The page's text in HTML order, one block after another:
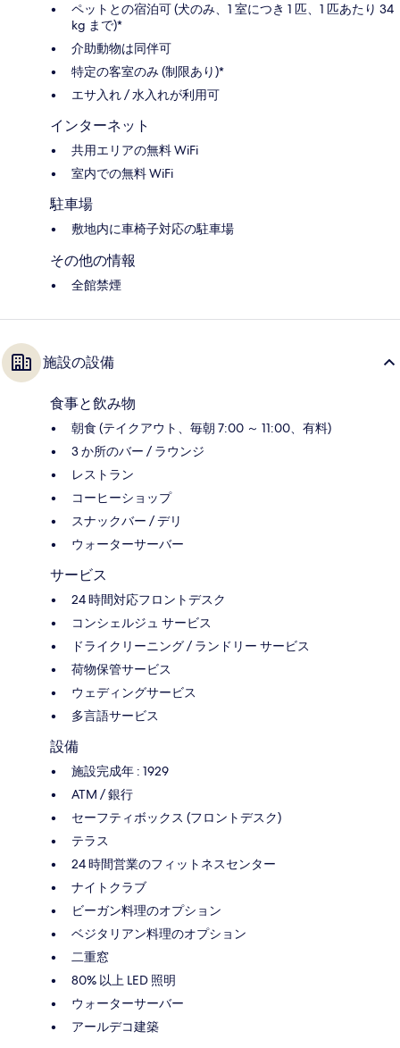
ペットとの宿泊可 (犬のみ、1 室につき 1 匹、1 匹あたり 34
kg まで)*
介助動物は同伴可
特定の客室のみ (制限あり)*
エサ入れ / 水入れが利用可
インターネット
共用エリアの無料 WiFi
室内での無料 WiFi
駐車場
敷地内に車椅子対応の駐車場
その他の情報
全館禁煙
施設の設備
食事と飲み物
朝食 (テイクアウト、毎朝 7:00 ～ 11:00、有料)
3 か所のバー / ラウンジ
レストラン
コーヒーショップ
スナックバー / デリ
ウォーターサーバー
サービス
24 時間対応フロントデスク
コンシェルジュ サービス
ドライクリーニング / ランドリー サービス
荷物保管サービス
ウェディングサービス
多言語サービス
設備
施設完成年 : 1929
ATM / 銀行
セーフティボックス (フロントデスク)
テラス
24 時間営業のフィットネスセンター
ナイトクラブ
ビーガン料理のオプション
ベジタリアン料理のオプション
二重窓
80% 以上 LED 照明
ウォーターサーバー
アールデコ建築